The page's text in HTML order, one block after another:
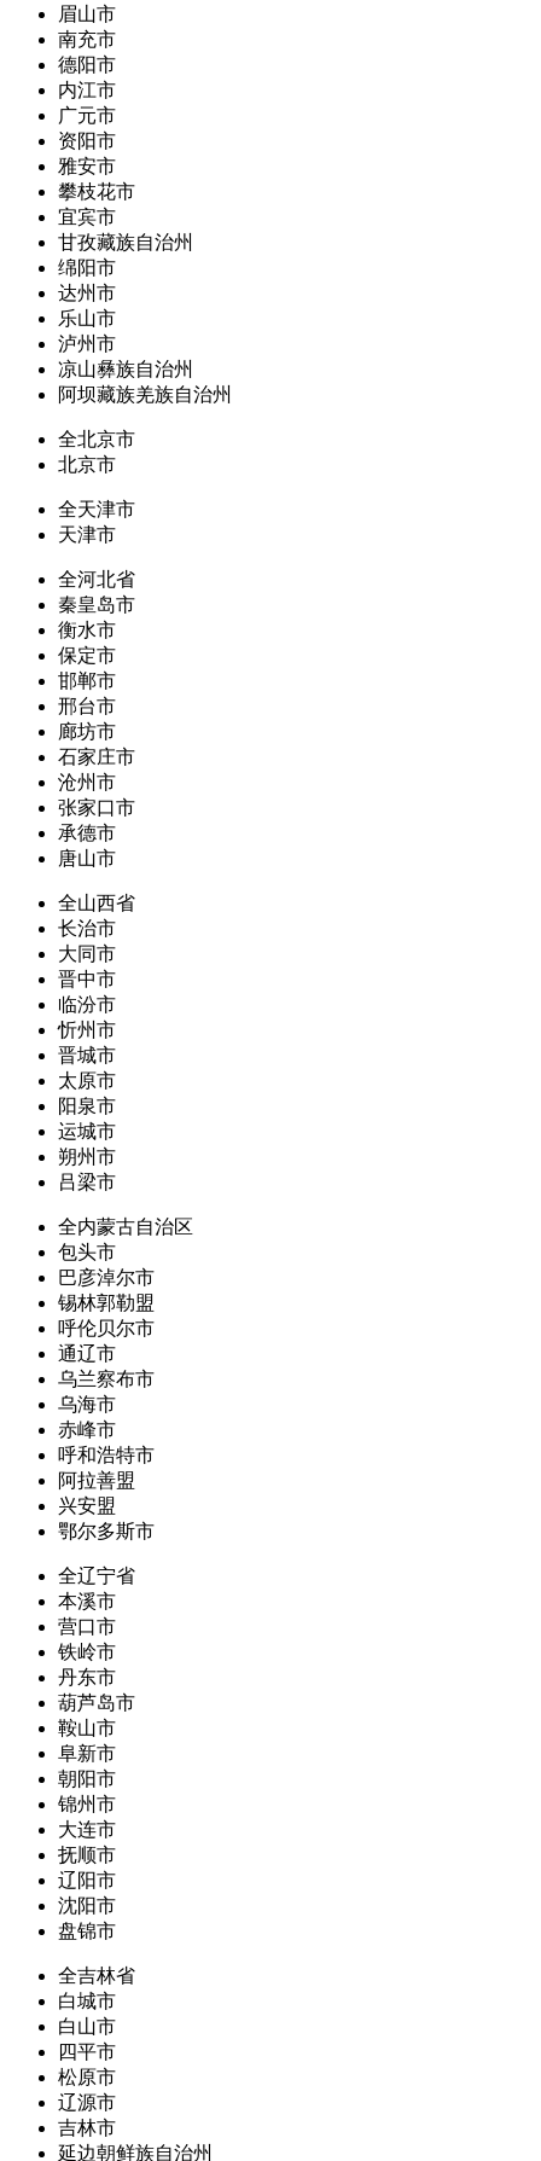
眉山市
南充市
德阳市
内江市
广元市
资阳市
雅安市
攀枝花市
宜宾市
甘孜藏族自治州
绵阳市
达州市
乐山市
泸州市
凉山彝族自治州
阿坝藏族羌族自治州
全北京市
北京市
全天津市
天津市
全河北省
秦皇岛市
衡水市
保定市
邯郸市
邢台市
廊坊市
石家庄市
沧州市
张家口市
承德市
唐山市
全山西省
长治市
大同市
晋中市
临汾市
忻州市
晋城市
太原市
阳泉市
运城市
朔州市
吕梁市
全内蒙古自治区
包头市
巴彦淖尔市
锡林郭勒盟
呼伦贝尔市
通辽市
乌兰察布市
乌海市
赤峰市
呼和浩特市
阿拉善盟
兴安盟
鄂尔多斯市
全辽宁省
本溪市
营口市
铁岭市
丹东市
葫芦岛市
鞍山市
阜新市
朝阳市
锦州市
大连市
抚顺市
辽阳市
沈阳市
盘锦市
全吉林省
白城市
白山市
四平市
松原市
辽源市
吉林市
延边朝鲜族自治州